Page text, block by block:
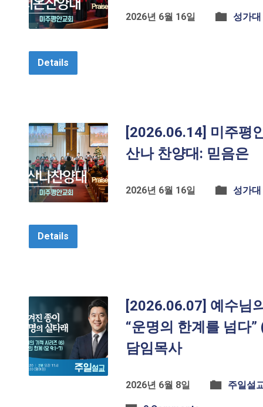
2026년 6월 16일 성가
Details
[2026.06.14] 미주평
산나 찬양대: 믿음은
2026년 6월 16일 성가
Details
[2026.06.07] 예수님
“운명의 한계를 넘다
담임목사
2026년 6월 8일 주일설